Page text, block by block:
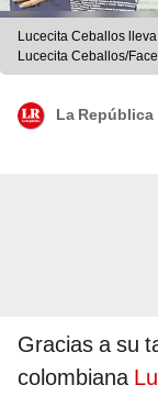
Lucecita Ceballos
Lucecita Ceballos/
La República
Gracias a su
colombiana